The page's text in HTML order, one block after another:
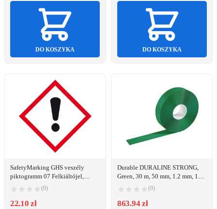
DO KOSZYKA DO KOSZYKA
SafetyMarking GHS veszély
piktogramm 07 Felkiáltójel,
Távolság tartása Öntapadó fólia
(Sz x Ma) 100 mm x 100 mm 1 db
(21.B1028)
(0)
22.10 zł
Durable DURALINE STRONG,
Green, 30 m, 50 mm, 1.2 mm, 1
(0)
863.94 zł